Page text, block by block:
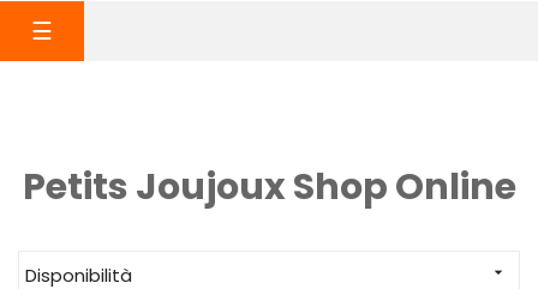
navigazione
☰
Petits Joujoux Shop Online
Disponibilità 